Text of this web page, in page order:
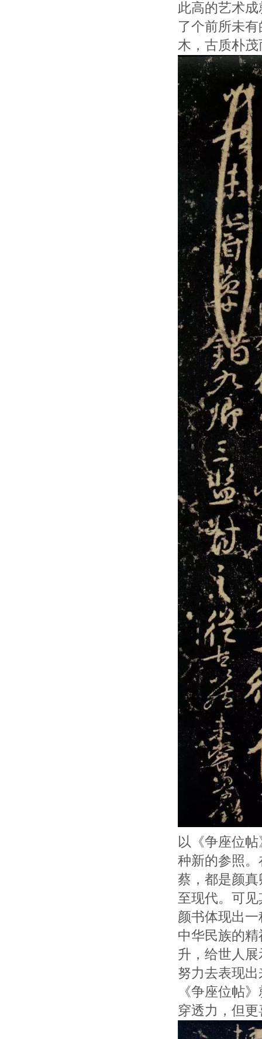
此高的艺术
了个前所未
木，古质朴
以《争座位
种新的参照
蔡，都是颜
至现代。可
颜书体现出
中华民族的
升，给世人
努力去表现
《争座位帖
穿透力，但